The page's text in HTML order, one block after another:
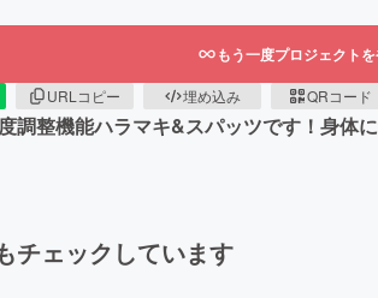
もう一度プロジェクト
URLコピー 埋め込み QRコード
調整機能ハラマキ&スパッツです！身
チェックしています